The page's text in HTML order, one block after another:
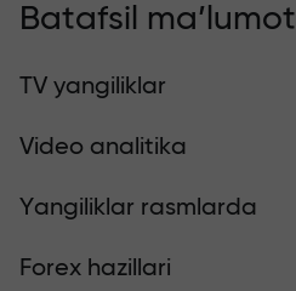
Batafsil ma’lumot
TV yangiliklar
Video analitika
Yangiliklar rasmlarda
Forex hazillari